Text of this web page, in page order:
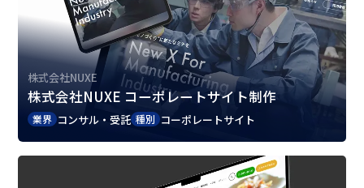
株式会社NUXE
株式会社NUXE コーポレートサイト制作
業界 コンサル・受託 種別 コーポレートサイト